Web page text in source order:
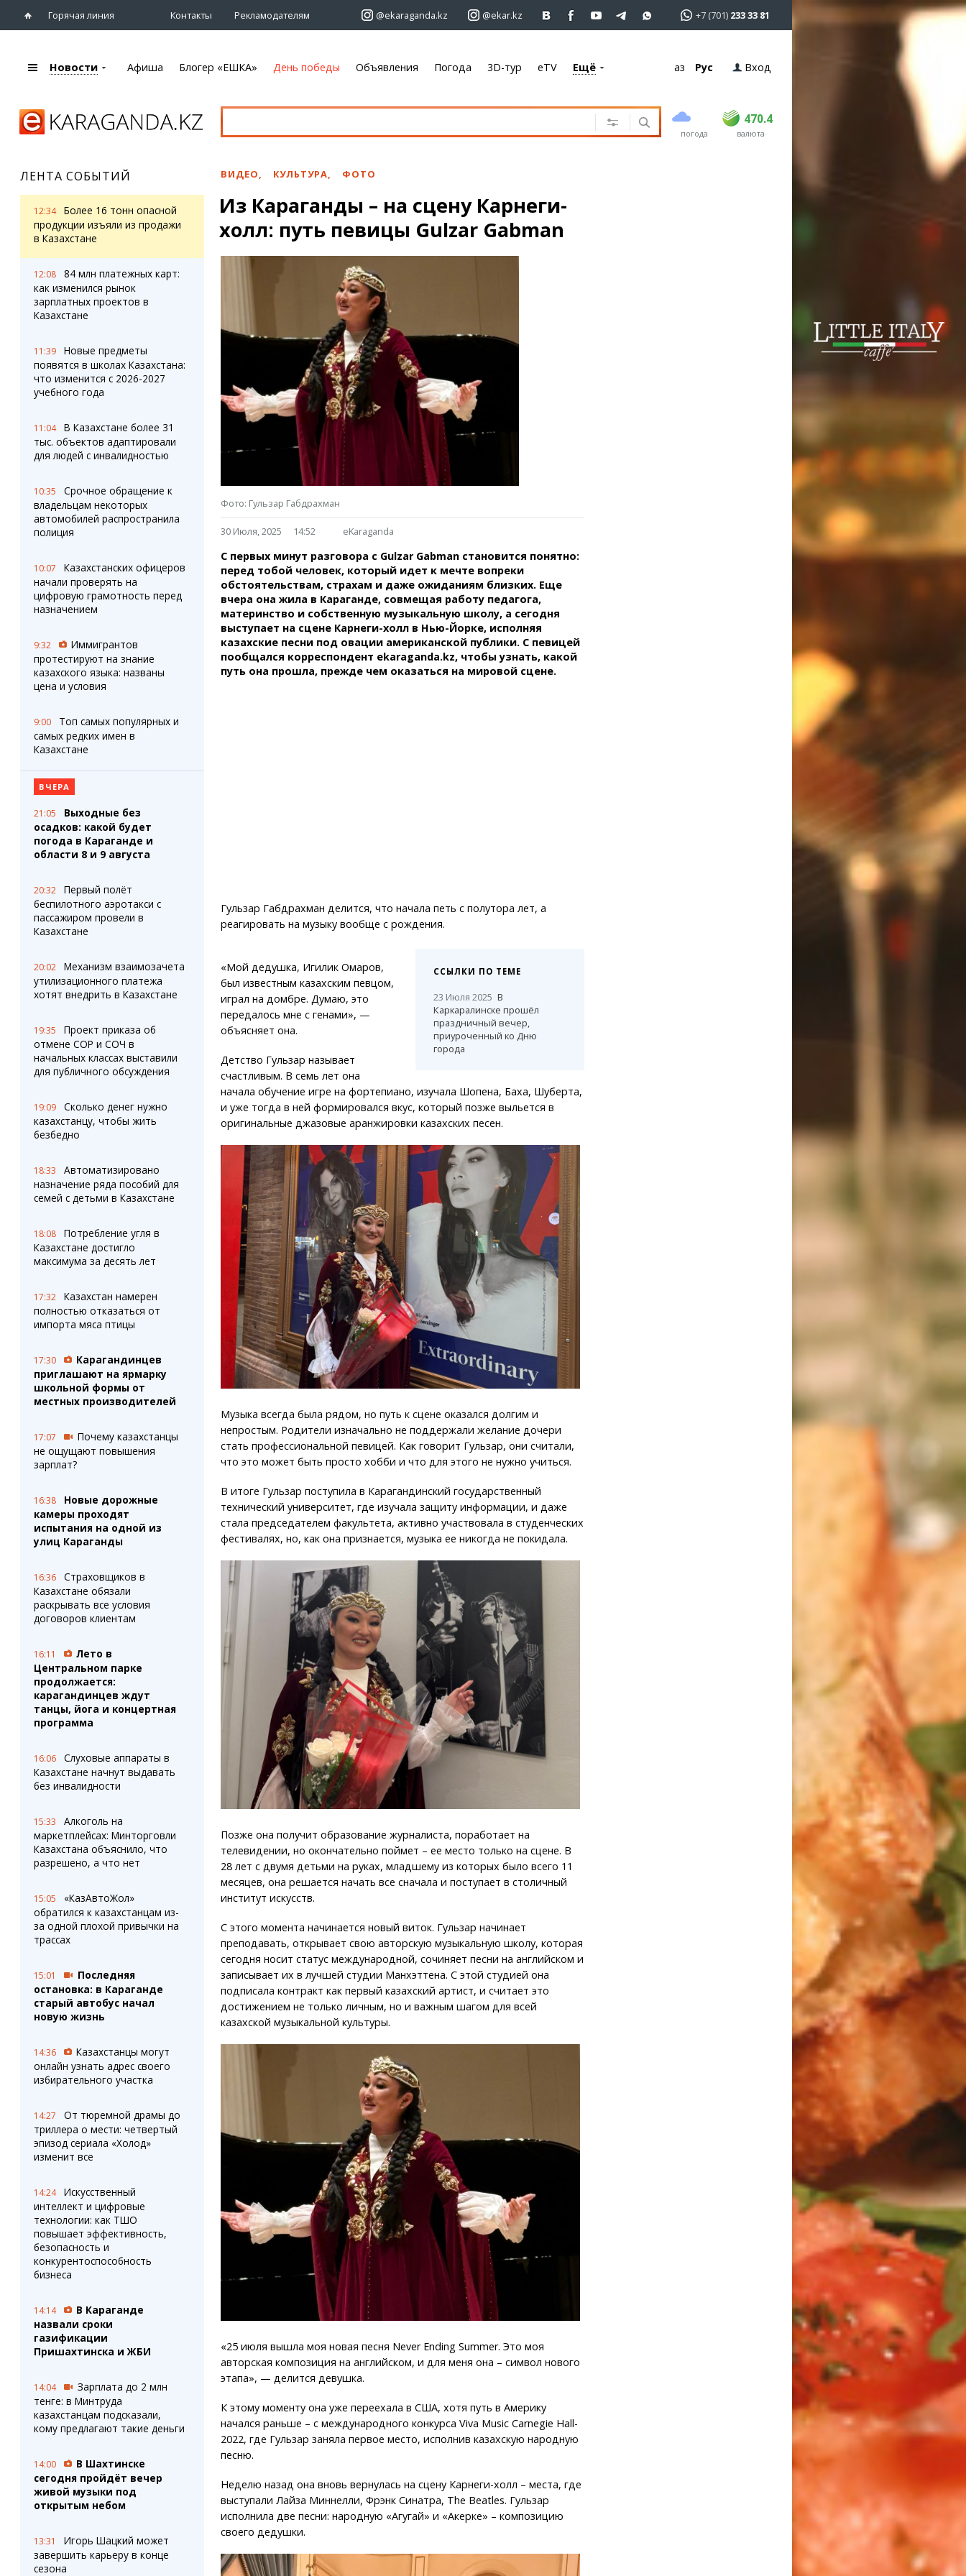
Горячая линия Контакты Рекламодателям @ekaraganda.kz @ekar.kz +7 (701) 233 33 81
Караганды
eTV
Рассылка новостей
Персоны
Афиша
Театры
Спорт
Выставки
Цирк и зоопарк
Объявления
Автомобили
Услуги
Электроника
Мебель
Блогер «ЕШКА»
Лента блогера
Коллаж недели
Ешкин гороскоп
Пробки
Карта Караганды
Перекрытие дорог
Погода
Караганда
Темиртау
Балхаш
Жезказган
Медиа
Фото
Видео
Timelapse
Переводчик
Справочник
Расписание транспорта
Автобусные остановки
Экстренные службы
Новости Афиша Блогер «ЕШКА» День победы Объявления Погода 3D-тур eTV Ещё Қаз Рус Вход
погода
470.4
USD 468.5 470.4
EUR валюта
ЛЕНТА СОБЫТИЙ
12:34
Более 16 тонн опасной
продукции изъяли из продажи
в Казахстане
12:08
84 млн платежных карт:
как изменился рынок
зарплатных проектов в
Казахстане
11:39
Новые предметы
появятся в школах Казахстана:
что изменится с 2026-2027
учебного года
11:04
В Казахстане более 31
тыс. объектов адаптировали
для людей с инвалидностью
10:35
Срочное обращение к
владельцам некоторых
автомобилей распространила
полиция
10:07
Казахстанских офицеров
начали проверять на
цифровую грамотность перед
назначением
9:32
Иммигрантов
протестируют на знание
казахского языка: названы
цена и условия
9:00
Топ самых популярных и
самых редких имен в
Казахстане
ВЧЕРА
21:05
Выходные без
осадков: какой будет
погода в Караганде и
области 8 и 9 августа
20:32
Первый полёт
беспилотного аэротакси с
пассажиром провели в
Казахстане
20:02
Механизм взаимозачета
утилизационного платежа
хотят внедрить в Казахстане
19:35
Проект приказа об
отмене СОР и СОЧ в
начальных классах выставили
для публичного обсуждения
19:09
Сколько денег нужно
казахстанцу, чтобы жить
безбедно
18:33
Автоматизировано
назначение ряда пособий для
семей с детьми в Казахстане
18:08
Потребление угля в
Казахстане достигло
максимума за десять лет
17:32
Казахстан намерен
полностью отказаться от
импорта мяса птицы
17:30
Карагандинцев
приглашают на ярмарку
школьной формы от
местных производителей
17:07
Почему казахстанцы
не ощущают повышения
зарплат?
16:38
Новые дорожные
камеры проходят
испытания на одной из
улиц Караганды
16:36
Страховщиков в
Казахстане обязали
раскрывать все условия
договоров клиентам
16:11
Лето в
Центральном парке
продолжается:
карагандинцев ждут
танцы, йога и концертная
программа
16:06
Слуховые аппараты в
Казахстане начнут выдавать
без инвалидности
15:33
Алкоголь на
маркетплейсах: Минторговли
Казахстана объяснило, что
разрешено, а что нет
15:05
«КазАвтоЖол»
обратился к казахстанцам из-
за одной плохой привычки на
трассах
15:01
Последняя
остановка: в Караганде
старый автобус начал
новую жизнь
14:36
Казахстанцы могут
онлайн узнать адрес своего
избирательного участка
14:27
От тюремной драмы до
триллера о мести: четвертый
эпизод сериала «Холод»
изменит все
14:24
Искусственный
интеллект и цифровые
технологии: как ТШО
повышает эффективность,
безопасность и
конкурентоспособность
бизнеса
14:14
В Караганде
назвали сроки
газификации
Пришахтинска и ЖБИ
14:04
Зарплата до 2 млн
тенге: в Минтруда
казахстанцам подсказали,
кому предлагают такие деньги
14:00
В Шахтинске
сегодня пройдёт вечер
живой музыки под
открытым небом
13:31
Игорь Шацкий может
завершить карьеру в конце
сезона
ВИДЕО, КУЛЬТУРА, ФОТО
Из Караганды – на сцену Карнеги-
холл: путь певицы Gulzar Gabman
Фото: Гульзар Габдрахман
30 Июля, 2025 14:52 eKaraganda
С первых минут разговора с Gulzar Gabman становится понятно:
перед тобой человек, который идет к мечте вопреки
обстоятельствам, страхам и даже ожиданиям близких. Еще
вчера она жила в Караганде, совмещая работу педагога,
материнство и собственную музыкальную школу, а сегодня
выступает на сцене Карнеги-холл в Нью-Йорке, исполняя
казахские песни под овации американской публики. С певицей
пообщался корреспондент ekaraganda.kz, чтобы узнать, какой
путь она прошла, прежде чем оказаться на мировой сцене.
Гульзар Габдрахман делится, что начала петь с полутора лет, а
реагировать на музыку вообще с рождения.
ССЫЛКИ ПО ТЕМЕ
23 Июля 2025 В
Каркаралинске прошёл
праздничный вечер,
приуроченный ко Дню
города
«Мой дедушка, Игилик Омаров,
был известным казахским певцом,
играл на домбре. Думаю, это
передалось мне с генами», —
объясняет она.
Детство Гульзар называет
счастливым. В семь лет она
начала обучение игре на фортепиано, изучала Шопена, Баха, Шуберта,
и уже тогда в ней формировался вкус, который позже выльется в
оригинальные джазовые аранжировки казахских песен.
Музыка всегда была рядом, но путь к сцене оказался долгим и
непростым. Родители изначально не поддержали желание дочери
стать профессиональной певицей. Как говорит Гульзар, они считали,
что это может быть просто хобби и что для этого не нужно учиться.
В итоге Гульзар поступила в Карагандинский государственный
технический университет, где изучала защиту информации, и даже
стала председателем факультета, активно участвовала в студенческих
фестивалях, но, как она признается, музыка ее никогда не покидала.
Позже она получит образование журналиста, поработает на
телевидении, но окончательно поймет – ее место только на сцене. В
28 лет с двумя детьми на руках, младшему из которых было всего 11
месяцев, она решается начать все сначала и поступает в столичный
институт искусств.
С этого момента начинается новый виток. Гульзар начинает
преподавать, открывает свою авторскую музыкальную школу, которая
сегодня носит статус международной, сочиняет песни на английском и
записывает их в лучшей студии Манхэттена. С этой студией она
подписала контракт как первый казахский артист, и считает это
достижением не только личным, но и важным шагом для всей
казахской музыкальной культуры.
«25 июля вышла моя новая песня Never Ending Summer. Это моя
авторская композиция на английском, и для меня она – символ нового
этапа», — делится девушка.
К этому моменту она уже переехала в США, хотя путь в Америку
начался раньше – с международного конкурса Viva Music Carnegie Hall-
2022, где Гульзар заняла первое место, исполнив казахскую народную
песню.
Неделю назад она вновь вернулась на сцену Карнеги-холл – места, где
выступали Лайза Миннелли, Фрэнк Синатра, The Beatles. Гульзар
исполнила две песни: народную «Агугай» и «Акерке» – композицию
своего дедушки.